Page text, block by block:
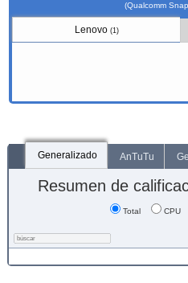
(Qualcomm
Lenovo (1)
Generalizado AnTuTu
Resumen de
Total CPU